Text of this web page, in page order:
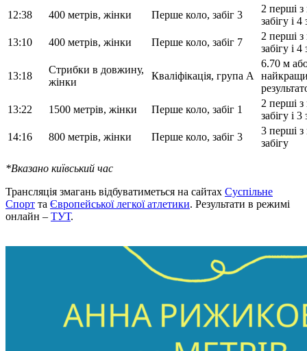
12:38
400 метрів, жінки Перше коло, забіг 3
2 перші
забігу і
13:10
400 метрів, жінки Перше коло, забіг 7
2 перші
забігу і
13:18
Стрибки в довжину,
жінки
Кваліфікація, група А
6.70 м
13:22
1500 метрів, жінки Перше коло, забіг 1
2 перші
забігу і
14:16
800 метрів, жінки Перше коло, забіг 3
3 перші
забігу
*Вказано київський час
Трансляція змагань відбуватиметься на сайтах Суспільне
Спорт та Європейської легкої атлетики. Результати в режимі
онлайн – ТУТ.